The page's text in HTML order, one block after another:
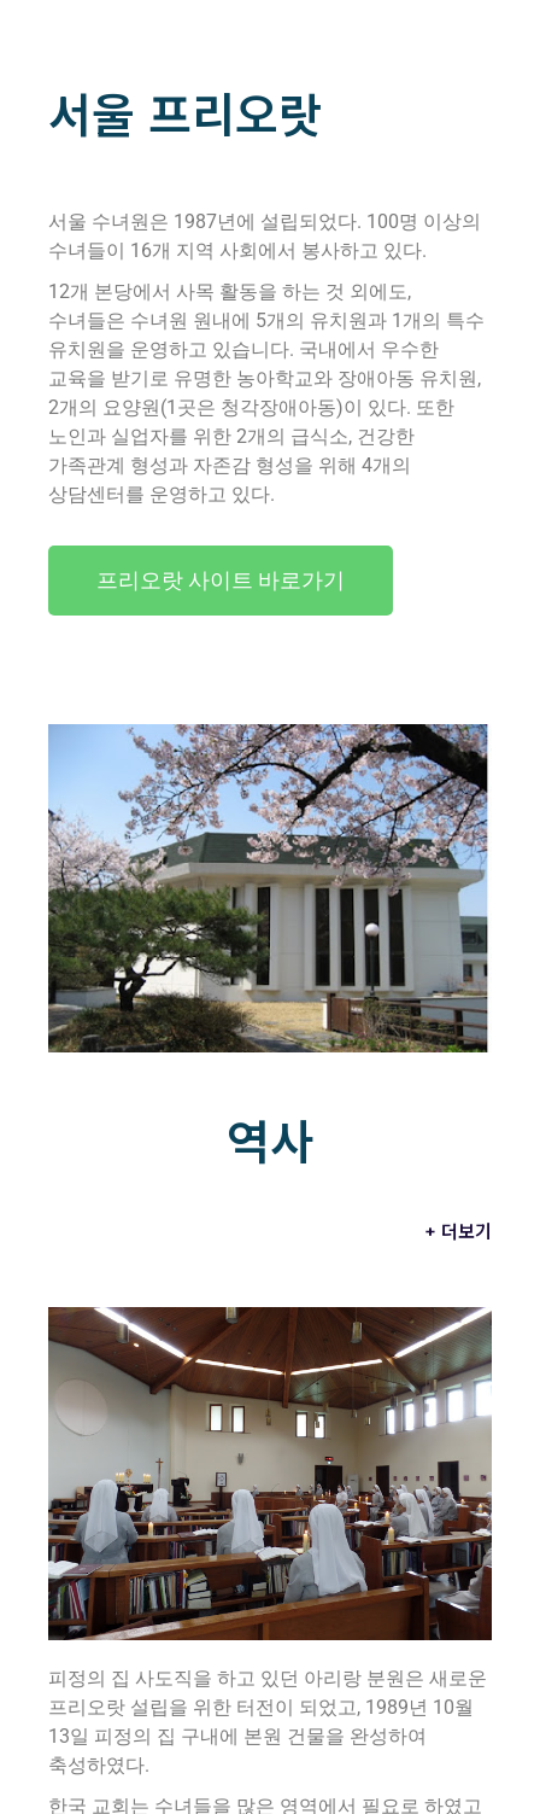
서울 프리오랏
서울 수녀원은 1987년에 설립되었다. 100명 이상의
수녀들이 16개 지역 사회에서 봉사하고 있다.
12개 본당에서 사목 활동을 하는 것 외에도,
수녀들은 수녀원 원내에 5개의 유치원과 1개의 특수
유치원을 운영하고 있습니다. 국내에서 우수한
교육을 받기로 유명한 농아학교와 장애아동 유치원,
2개의 요양원(1곳은 청각장애아동)이 있다. 또한
노인과 실업자를 위한 2개의 급식소, 건강한
가족관계 형성과 자존감 형성을 위해 4개의
상담센터를 운영하고 있다.
프리오랏 사이트 바로가기
역사
+ 더보기
피정의 집 사도직을 하고 있던 아리랑 분원은 새로운
프리오랏 설립을 위한 터전이 되었고, 1989년 10월
13일 피정의 집 구내에 본원 건물을 완성하여
축성하였다.
한국 교회는 수녀들을 많은 영역에서 필요로 하였고